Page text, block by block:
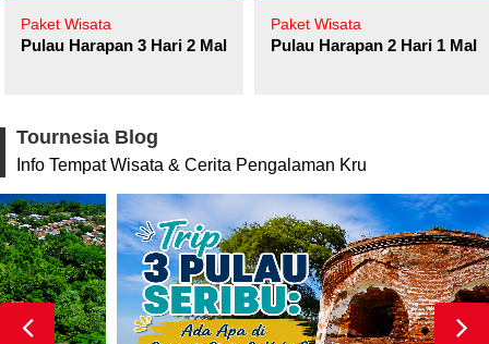
Paket Wisata
Pulau Harapan 3 Hari 2 Malam
Paket Wisata
Pulau Harapan 2 Hari 1
Tournesia Blog
Info Tempat Wisata & Cerita Pengalaman Kru